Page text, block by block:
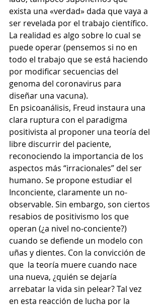
exista una «verdad» dada que vaya a
ser revelada por el trabajo científico.
La realidad es algo sobre lo cual se
puede operar (pensemos si no en
todo el trabajo que se está haciendo
por modificar secuencias del
genoma del coronavirus para
diseñar una vacuna).
En psicoanálisis, Freud instaura una
clara ruptura con el paradigma
positivista al proponer una teoría del
libre discurrir del paciente,
reconociendo la importancia de los
aspectos más “irracionales” del ser
humano. Se propone estudiar el
Inconciente, claramente un no-
observable. Sin embargo, son ciertos
resabios de positivismo los que
operan (¿a nivel no-conciente?)
cuando se defiende un modelo con
uñas y dientes. Con la convicción de
que  la teoría muere cuando nace
una nueva, ¿quién se dejaría
arrebatar la vida sin pelear? Tal vez
en esta reacción de lucha por la